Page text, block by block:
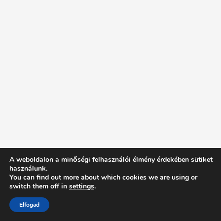
Intentionally Blank - Proudly powered by WordPress
A weboldalon a minőségi felhasználói élmény érdekében sütiket
használunk.
You can find out more about which cookies we are using or
switch them off in settings.
Elfogad